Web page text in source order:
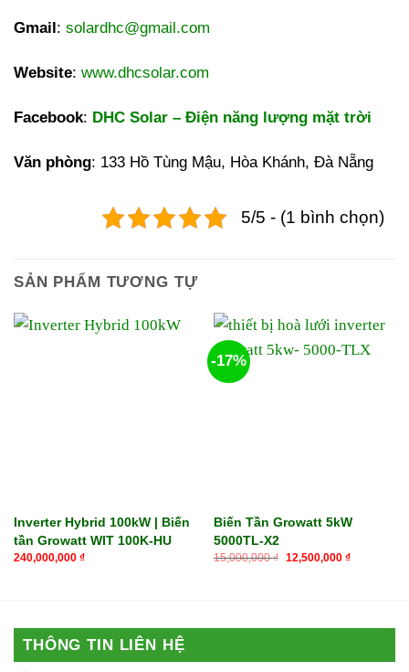
Gmail: solardhc@gmail.com
Website: www.dhcsolar.com
Facebook: DHC Solar – Điện năng lượng mặt trời
Văn phòng: 133 Hồ Tùng Mậu, Hòa Khánh, Đà Nẵng
5/5 - (1 bình chọn)
SẢN PHẨM TƯƠNG TỰ
Inverter Hybrid 100kW | Biến
tần Growatt WIT 100K-HU
240,000,000 ₫
-17%
Biến Tần Growatt 5kW
5000TL-X2
15,000,000₫ Giá
12,500,000 ₫Giá
THÔNG TIN LIÊN HỆ